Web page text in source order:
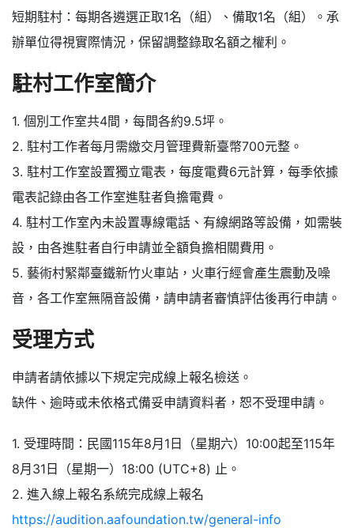
短期駐村：每期各遴選正取1名（組）、備取1名（組）。承
辦單位得視實際情況，保留調整錄取名額之權利。
駐村工作室簡介
1. 個別工作室共4間，每間各約9.5坪。
2. 駐村工作者每月需繳交月管理費新臺幣700元整。
3. 駐村工作室設置獨立電表，每度電費6元計算，每季依據
電表記錄由各工作室進駐者負擔電費。
4. 駐村工作室內未設置專線電話、有線網路等設備，如需裝
設，由各進駐者自行申請並全額負擔相關費用。
5. 藝術村緊鄰臺鐵新竹火車站，火車行經會產生震動及噪
音，各工作室無隔音設備，請申請者審慎評估後再行申請。
受理方式
申請者請依據以下規定完成線上報名檢送。
缺件、逾時或未依格式備妥申請資料者，恕不受理申請。
1. 受理時間：民國115年8月1日（星期六）10:00起至115年
8月31日（星期一）18:00 (UTC+8) 止。
2. 進入線上報名系統完成線上報名
https://audition.aafoundation.tw/general-info